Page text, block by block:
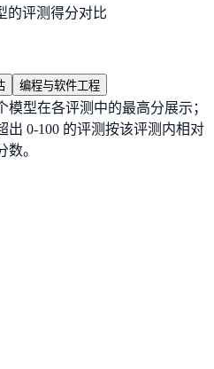
的评测得分对比
编程与软件工程
型在各评测中的最高分展示；
出 0-100 的评测按该评测内相对
。